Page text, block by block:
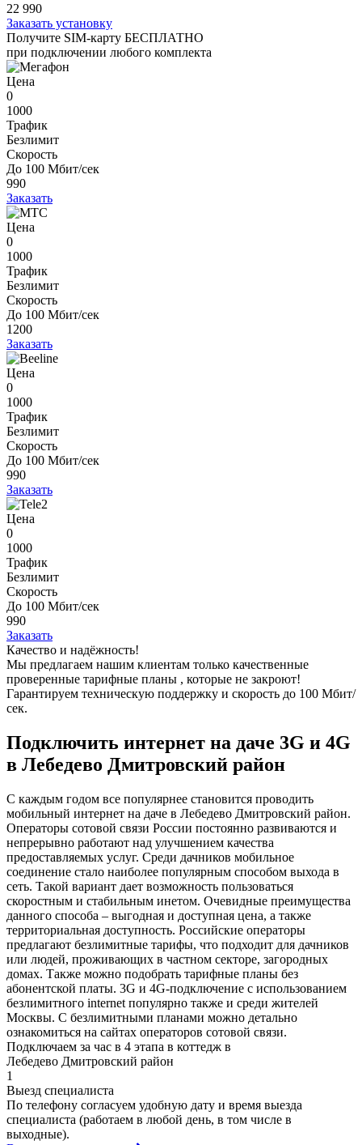
22 990
Заказать установку
Получите SIM-карту БЕСПЛАТНО
при подключении любого комплекта
Цена
0
1000
Трафик
Безлимит
Скорость
До 100 Мбит/сек
990
Заказать
Цена
0
1000
Трафик
Безлимит
Скорость
До 100 Мбит/сек
1200
Заказать
Цена
0
1000
Трафик
Безлимит
Скорость
До 100 Мбит/сек
990
Заказать
Цена
0
1000
Трафик
Безлимит
Скорость
До 100 Мбит/сек
990
Заказать
Качество и надёжность!
Мы предлагаем нашим клиентам только качественные
проверенные тарифные планы , которые не закроют!
Гарантируем техническую поддержку и скорость до 100 Мбит/
сек.
Подключить интернет на даче 3G и 4G
в Лебедево Дмитровский район
С каждым годом все популярнее становится проводить
мобильный интернет на даче в Лебедево Дмитровский район.
Операторы сотовой связи России постоянно развиваются и
непрерывно работают над улучшением качества
предоставляемых услуг. Среди дачников мобильное
соединение стало наиболее популярным способом выхода в
сеть. Такой вариант дает возможность пользоваться
скоростным и стабильным инетом. Очевидные преимущества
данного способа – выгодная и доступная цена, а также
территориальная доступность. Российские операторы
предлагают безлимитные тарифы, что подходит для дачников
или людей, проживающих в частном секторе, загородных
домах. Также можно подобрать тарифные планы без
абонентской платы. 3G и 4G-подключение с использованием
безлимитного internet популярно также и среди жителей
Москвы. С безлимитными планами можно детально
ознакомиться на сайтах операторов сотовой связи.
Подключаем за час в 4 этапа в коттедж в
Лебедево Дмитровский район
1
Выезд специалиста
По телефону согласуем удобную дату и время выезда
специалиста (работаем в любой день, в том числе в
выходные).